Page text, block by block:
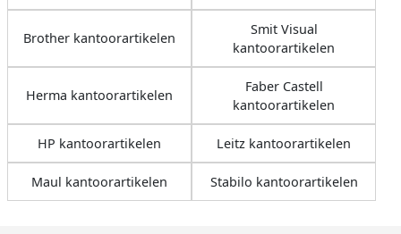
Brother kantoorartikelen
Smit Visual
kantoorartikelen
Herma kantoorartikelen
Faber Castell
kantoorartikelen
HP kantoorartikelen Leitz kantoorartikelen
Maul kantoorartikelen Stabilo kantoorartikelen